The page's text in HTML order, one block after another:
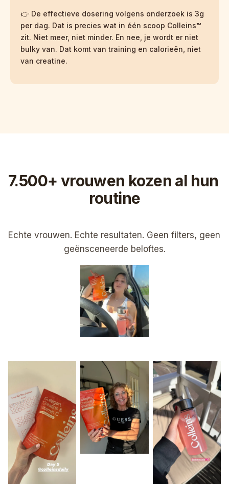
👉 De effectieve dosering volgens onderzoek is 3g
per dag. Dat is precies wat in één scoop Colleins™
zit. Niet meer, niet minder. En nee, je wordt er niet
bulky van. Dat komt van training en calorieën, niet
van creatine.
7.500+ vrouwen kozen al hun
routine
Echte vrouwen. Echte resultaten. Geen filters, geen
geënsceneerde beloftes.